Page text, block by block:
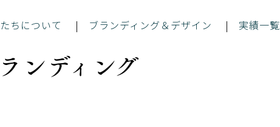
ちについて ブランディング＆デザイン 実績一覧
ンディング